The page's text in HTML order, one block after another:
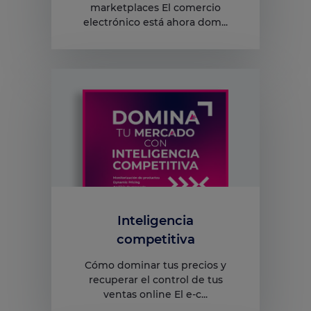
marketplaces El comercio
electrónico está ahora dom...
Inteligencia
competitiva
Cómo dominar tus precios y
recuperar el control de tus
ventas online El e-c...